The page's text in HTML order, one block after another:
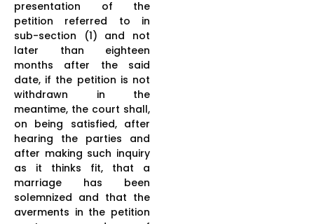
presentation of the
petition referred to in
sub-section (1) and not
later than eighteen
months after the said
date, if the petition is not
withdrawn in the
meantime, the court shall,
on being satisfied, after
hearing the parties and
after making such inquiry
as it thinks fit, that a
marriage has been
solemnized and that the
averments in the petition